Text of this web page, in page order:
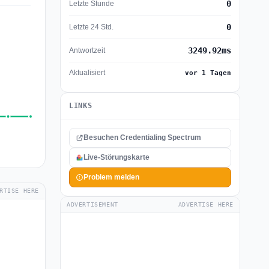
HERE
Letzte Stunde 0
Letzte 24 Std. 0
Antwortzeit 3249.92ms
Aktualisiert vor 1 Tagen
LINKS
Besuchen Credentialing Spectrum
Live-Störungskarte
Problem melden
ADVERTISEMENT ADVERTISE HERE